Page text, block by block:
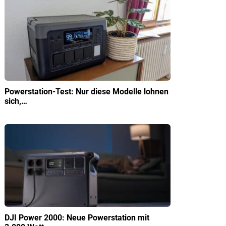
Powerstation-Test: Nur diese Modelle lohnen
sich,…
DJI Power 2000: Neue Powerstation mit